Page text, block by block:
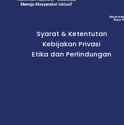
Syarat & Ketentutan
Kebijakan Privasi
Etika dan Perlindungan